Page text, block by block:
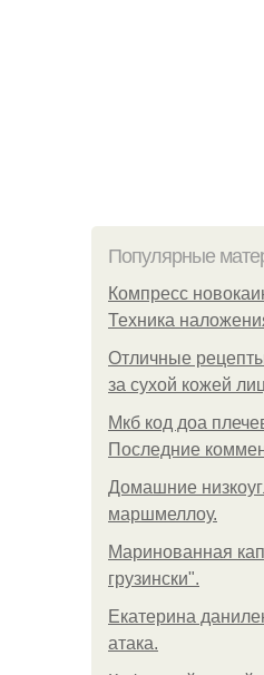
Популярные
Компресс
Техника
Отличные
за сухой кожей
Мкб код доа
Последние
Домашние
маршмеллоу.
Маринованная
грузински".
Екатерина
атака.